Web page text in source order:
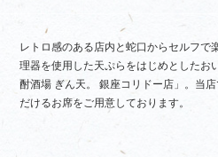
レトロ感のある店内と蛇口からセルフで
理器を使用した天ぷらをはじめとしたお
酎酒場 ぎん天。 銀座コリドー店」。当
だけるお席をご用意しております。